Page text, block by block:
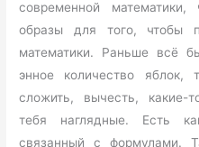
современной
образы для того, чтобы
математики. Раньше всё
энное количество
сложить, вычесть, какие-
тебя наглядные. Есть
связанный с формулами.